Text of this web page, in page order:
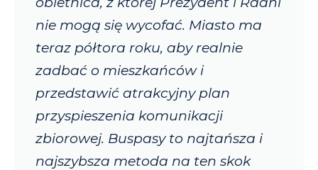
nie mogą się wycofać. Miasto ma
teraz półtora roku, aby realnie
zadbać o mieszkańców i
przedstawić atrakcyjny plan
przyspieszenia komunikacji
zbiorowej. Buspasy to najtańsza i
najszybsza metoda na ten skok